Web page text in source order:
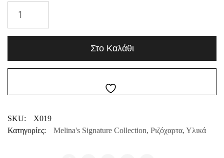
Στο Καλάθι
SKU:
X019
Κατηγορίες:
Melina's Signature Collection, Ριζόχαρτα, Υλικά